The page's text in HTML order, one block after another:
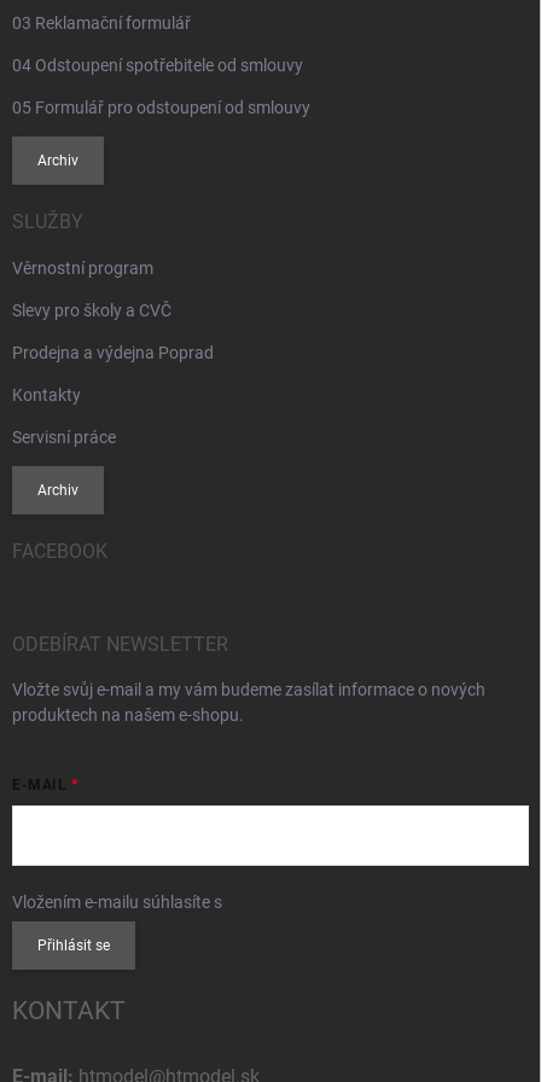
03 Reklamační formulář
04 Odstoupení spotřebitele od smlouvy
05 Formulář pro odstoupení od smlouvy
Archiv
SLUŽBY
Věrnostní program
Slevy pro školy a CVČ
Prodejna a výdejna Poprad
Kontakty
Servisní práce
Archiv
FACEBOOK
ODEBÍRAT NEWSLETTER
Vložte svůj e-mail a my vám budeme zasílat informace o nových
produktech na našem e-shopu.
E-MAIL
Vložením e-mailu súhlasíte s
Přihlásit se
KONTAKT
E-mail: htmodel@htmodel.sk